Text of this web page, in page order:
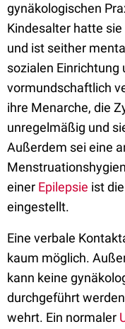
gynäkologischen
Kindesalter hatte
und ist seither
sozialen
vormundschaftlich
ihre Menarche, die
unregelmäßig und
Außerdem sei eine
einer Epilepsie ist
eingestellt.
Eine verbale
kaum möglich.
kann keine
durchgeführt
wehrt. Ein normaler